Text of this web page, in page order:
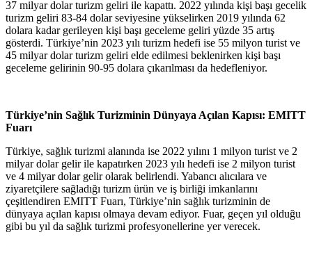
37 milyar dolar turizm geliri ile kapattı. 2022 yılında kişi başı gecelik
turizm geliri 83-84 dolar seviyesine yükselirken 2019 yılında 62
dolara kadar gerileyen kişi başı geceleme geliri yüzde 35 artış
gösterdi. Türkiye’nin 2023 yılı turizm hedefi ise 55 milyon turist ve
45 milyar dolar turizm geliri elde edilmesi beklenirken kişi başı
geceleme gelirinin 90-95 dolara çıkarılması da hedefleniyor.
Türkiye’nin Sağlık Turizminin Dünyaya Açılan Kapısı: EMITT
Fuarı
Türkiye, sağlık turizmi alanında ise 2022 yılını 1 milyon turist ve 2
milyar dolar gelir ile kapatırken 2023 yılı hedefi ise 2 milyon turist
ve 4 milyar dolar gelir olarak belirlendi. Yabancı alıcılara ve
ziyaretçilere sağladığı turizm ürün ve iş birliği imkanlarını
çeşitlendiren EMITT Fuarı, Türkiye’nin sağlık turizminin de
dünyaya açılan kapısı olmaya devam ediyor. Fuar, geçen yıl olduğu
gibi bu yıl da sağlık turizmi profesyonellerine yer verecek.